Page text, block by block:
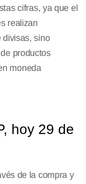
cifras, ya que el
realizan
divisas, sino
productos
moneda
hoy 29 de
de la compra y